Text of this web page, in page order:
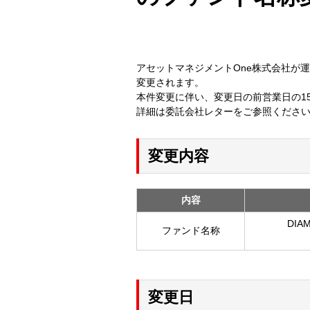
アセットマネジメントOne株式会社が
変更されます。
本件変更に伴い、変更日の前営業日の
詳細は委託会社レターをご参照くださ
変更内容
内容
ファンド名称
変更日